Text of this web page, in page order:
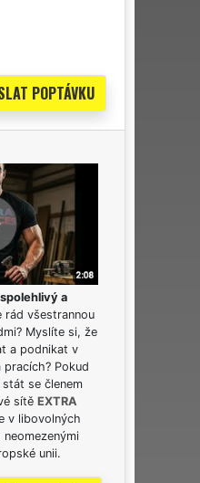
a
rád všestrannou
Myslíte si, že
a podnikat v
pracích? Pokud
se členem
sítě EXTRA
v libovolných
unii.